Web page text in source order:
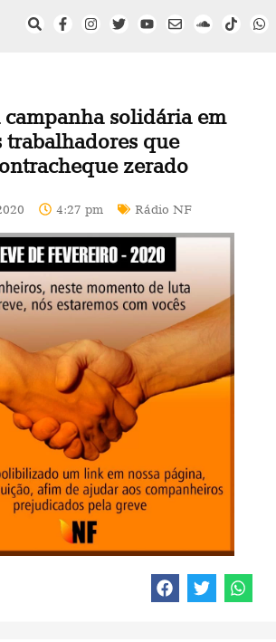
solidária em
trabalhadores que
zerado
4:27 pm Rádio NF